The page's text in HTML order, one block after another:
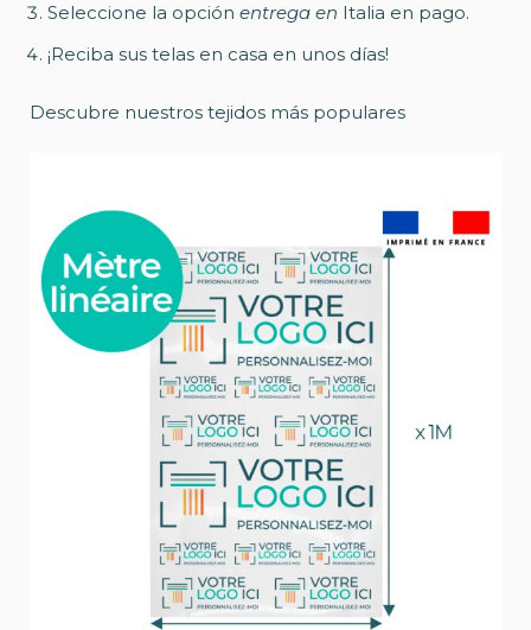
Seleccione la opción entrega en Italia en pago.
¡Reciba sus telas en casa en unos días!
Descubre nuestros tejidos más populares